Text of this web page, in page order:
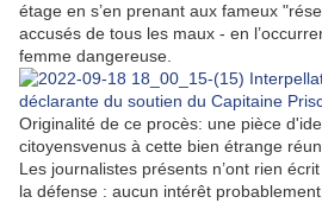
étage en s’en prenant aux fameux
accusés de tous les maux - en
femme dangereuse.
Originalité de ce procès: une pièce
citoyensvenus à cette bien étrange
Les journalistes présents n’ont rien
la défense : aucun intérêt